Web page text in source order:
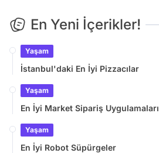
En Yeni İçerikler!
Yaşam
İstanbul'daki En İyi Pizzacılar
Yaşam
En İyi Market Sipariş Uygulamaları
Yaşam
En İyi Robot Süpürgeler